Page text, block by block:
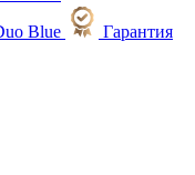
Гарантия